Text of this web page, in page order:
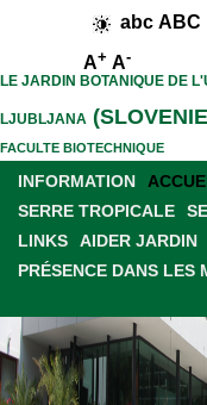
abc ABC
A+ A-
LE JARDIN BOTANIQUE DE
LJUBLJANA
FACULTE BIOTECHNIQUE
INFORMATION
SERRE TROPICALE
LINKS
AIDER JARDIN
PRÉSENCE DANS LES